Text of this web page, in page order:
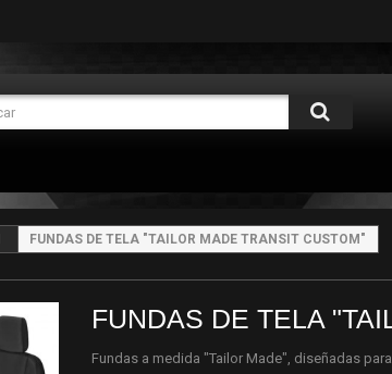
FUNDAS DE TELA "TAILOR MADE TRANSIT CUSTOM"
FUNDAS DE TELA
Fundas a medida "Tailor Made", diseñadas